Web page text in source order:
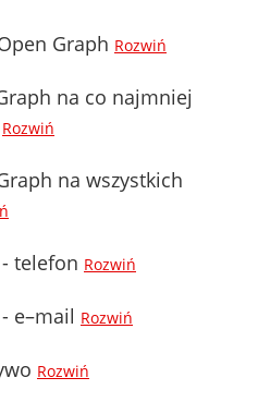
Graph Rozwiń
na co najmniej
Rozwiń
na wszystkich
telefon Rozwiń
e–mail Rozwiń
Rozwiń